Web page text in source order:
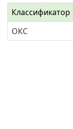
Классификатор
ОКС